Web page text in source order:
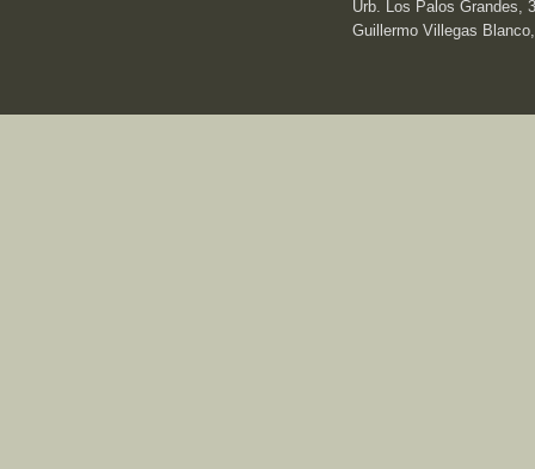
Urb. Los Palos Grandes,
Guillermo Villegas